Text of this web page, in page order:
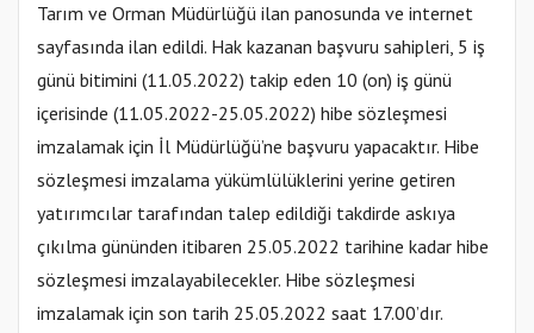
Tarım ve Orman Müdürlüğü ilan panosunda ve internet
sayfasında ilan edildi. Hak kazanan başvuru sahipleri, 5 iş
günü bitimini (11.05.2022) takip eden 10 (on) iş günü
içerisinde (11.05.2022-25.05.2022) hibe sözleşmesi
imzalamak için İl Müdürlüğü’ne başvuru yapacaktır. Hibe
sözleşmesi imzalama yükümlülüklerini yerine getiren
yatırımcılar tarafından talep edildiği takdirde askıya
çıkılma gününden itibaren 25.05.2022 tarihine kadar hibe
sözleşmesi imzalayabilecekler. Hibe sözleşmesi
imzalamak için son tarih 25.05.2022 saat 17.00’dır.